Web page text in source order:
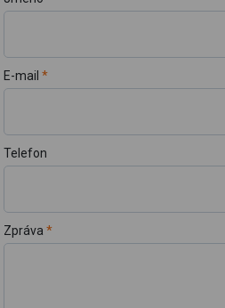
E-mail *
Telefon
Zpráva *